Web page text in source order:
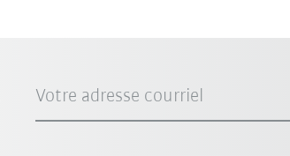
Votre adresse courriel